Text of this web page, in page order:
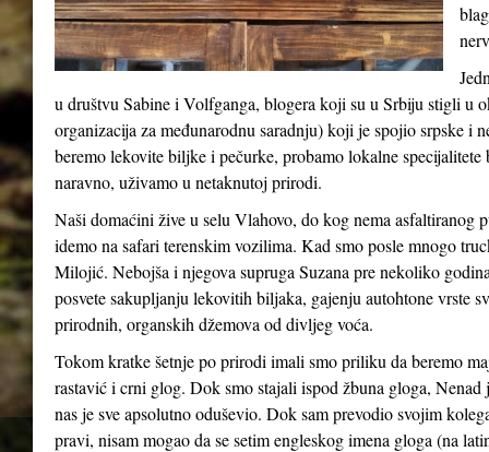
u društvu Sabine i Volfganga, blogera koji su u Srbiju stigli u
organizacija za međunarodnu saradnju) koji je spojio srpske i
beremo lekovite biljke i pečurke, probamo lokalne
naravno, uživamo u netaknutoj prirodi.
Naši domaćini žive u selu Vlahovo, do kog nema asfaltiranog
idemo na safari terenskim vozilima. Kad smo posle mnogo
Milojić. Nebojša i njegova supruga Suzana pre nekoliko
posvete sakupljanju lekovitih biljaka, gajenju autohtone vrste
prirodnih, organskih džemova od divljeg voća.
Tokom kratke šetnje po prirodi imali smo priliku da beremo
rastavić i crni glog. Dok smo stajali ispod žbuna gloga,
nas je sve apsolutno oduševio. Dok sam prevodio svojim
pravi, nisam mogao da se setim engleskog imena gloga (na